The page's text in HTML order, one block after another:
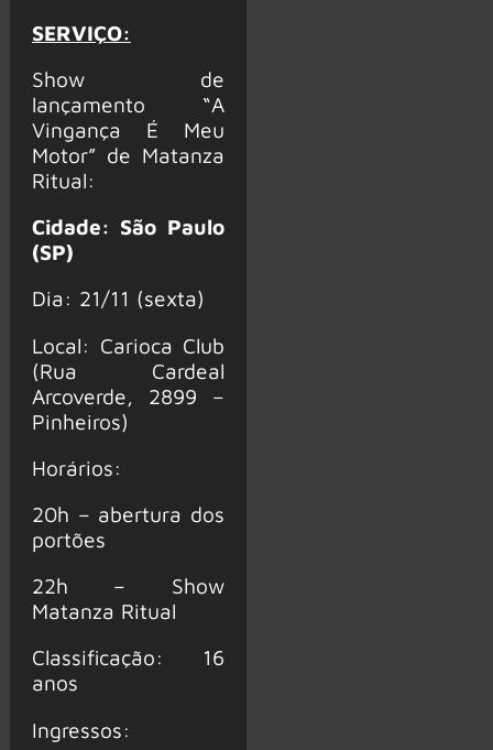
SERVIÇO:
Show de
lançamento “A
Vingança É Meu
Motor” de Matanza
Ritual:
Cidade: São Paulo
(SP)
Dia: 21/11 (sexta)
Local: Carioca Club
(Rua Cardeal
Arcoverde, 2899 –
Pinheiros)
Horários:
20h – abertura dos
portões
22h – Show
Matanza Ritual
Classificação: 16
anos
Ingressos: